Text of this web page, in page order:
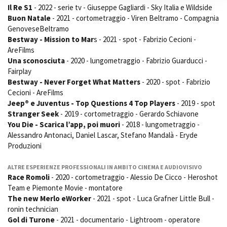
Il Re S1 - 2022 - serie tv - Giuseppe Gagliardi - Sky Italia e Wildside
Buon Natale - 2021 - cortometraggio - Viren Beltramo - Compagnia
GenoveseBeltramo
Bestway - Mission to Mars - 2021 - spot - Fabrizio Cecioni -
AreFilms
Una sconosciuta - 2020 - lungometraggio - Fabrizio Guarducci -
Fairplay
Bestway - Never Forget What Matters - 2020 - spot - Fabrizio
Cecioni - AreFilms
Jeep® e Juventus - Top Questions 4 Top Players - 2019 - spot
Stranger Seek - 2019 - cortometraggio - Gerardo Schiavone
You Die - Scarica l’app, poi muori - 2018 - lungometraggio -
Alessandro Antonaci, Daniel Lascar, Stefano Mandalà - Eryde
Produzioni
ALTRE ESPERIENZE PROFESSIONALI IN AMBITO CINEMA E AUDIOVISIVO
Race Romoli - 2020 - cortometraggio - Alessio De Cicco - Heroshot
Team e Piemonte Movie - montatore
The new Merlo eWorker - 2021 - spot - Luca Grafner Little Bull -
ronin technician
Gol di Turone - 2021 - documentario - Lightroom - operatore